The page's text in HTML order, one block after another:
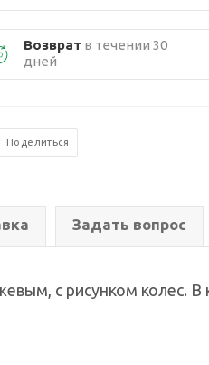
Возврат в течении 30
дней
Поделиться
Задать вопрос
с рисунком колес. В